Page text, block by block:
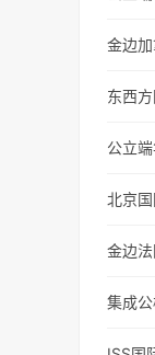
金边加
东西
公立端
北京
金边法
集成